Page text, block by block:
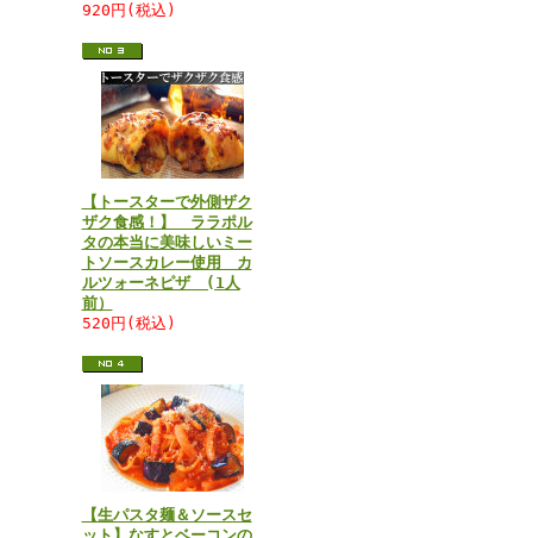
920円(税込)
【トースターで外側ザク
ザク食感！】 ララポル
タの本当に美味しいミー
トソースカレー使用 カ
ルツォーネピザ (1人
前）
520円(税込)
【生パスタ麺＆ソースセ